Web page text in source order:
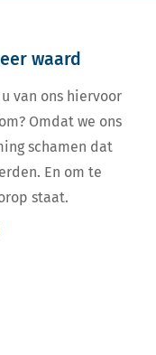
waard
van ons hiervoor
Omdat we ons
schamen dat
En om te
staat.